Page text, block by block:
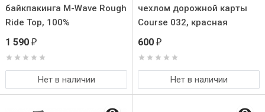
байкпакинга M-Wave Rough
Ride Top, 100%
влагозащита, желтая
1 590 ₽
Нет в наличии
чехлом дорожной карты
Course 032, красная
600 ₽
Нет в наличии